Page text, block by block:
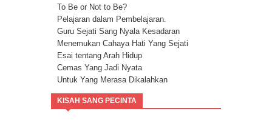
To Be or Not to Be?
Pelajaran dalam Pembelajaran.
Guru Sejati Sang Nyala Kesadaran
Menemukan Cahaya Hati Yang Sejati
Esai tentang Arah Hidup
Cemas Yang Jadi Nyata
Untuk Yang Merasa Dikalahkan
Corona dan Congorna
Kita semua adalah saluran berkat
KISAH SANG PECINTA